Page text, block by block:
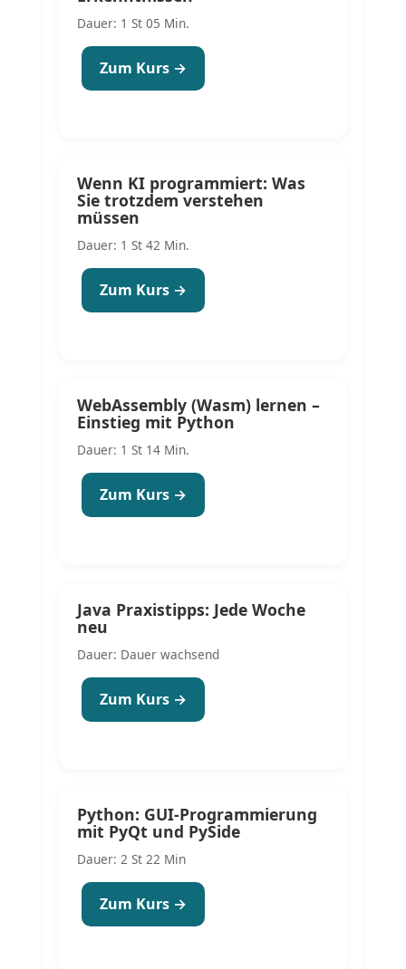
Dauer: 1 St 05 Min.
Zum Kurs →
Wenn KI programmiert: Was
Sie trotzdem verstehen
müssen
Dauer: 1 St 42 Min.
Zum Kurs →
WebAssembly (Wasm) lernen –
Einstieg mit Python
Dauer: 1 St 14 Min.
Zum Kurs →
Java Praxistipps: Jede Woche
neu
Dauer: Dauer wachsend
Zum Kurs →
Python: GUI-Programmierung
mit PyQt und PySide
Dauer: 2 St 22 Min
Zum Kurs →